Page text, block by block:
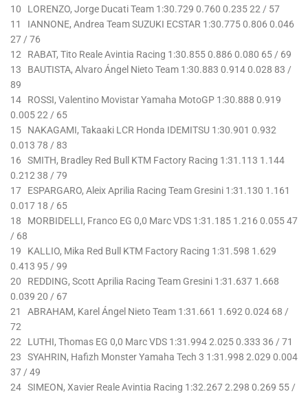
10 LORENZO, Jorge Ducati Team 1:30.729 0.760 0.235 22 / 57
11 IANNONE, Andrea Team SUZUKI ECSTAR 1:30.775 0.806 0.046
27 / 76
12 RABAT, Tito Reale Avintia Racing 1:30.855 0.886 0.080 65 / 69
13 BAUTISTA, Alvaro Ángel Nieto Team 1:30.883 0.914 0.028 83 /
89
14 ROSSI, Valentino Movistar Yamaha MotoGP 1:30.888 0.919
0.005 22 / 65
15 NAKAGAMI, Takaaki LCR Honda IDEMITSU 1:30.901 0.932
0.013 78 / 83
16 SMITH, Bradley Red Bull KTM Factory Racing 1:31.113 1.144
0.212 38 / 79
17 ESPARGARO, Aleix Aprilia Racing Team Gresini 1:31.130 1.161
0.017 18 / 65
18 MORBIDELLI, Franco EG 0,0 Marc VDS 1:31.185 1.216 0.055 47
/ 68
19 KALLIO, Mika Red Bull KTM Factory Racing 1:31.598 1.629
0.413 95 / 99
20 REDDING, Scott Aprilia Racing Team Gresini 1:31.637 1.668
0.039 20 / 67
21 ABRAHAM, Karel Ángel Nieto Team 1:31.661 1.692 0.024 68 /
72
22 LUTHI, Thomas EG 0,0 Marc VDS 1:31.994 2.025 0.333 36 / 71
23 SYAHRIN, Hafizh Monster Yamaha Tech 3 1:31.998 2.029 0.004
37 / 49
24 SIMEON, Xavier Reale Avintia Racing 1:32.267 2.298 0.269 55 /